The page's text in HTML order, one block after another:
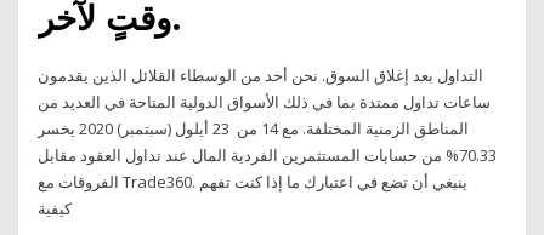
وقتٍ لآخر.
التداول بعد إغلاق السوق. نحن أحد من الوسطاء القلائل الذين يقدمون
ساعات تداول ممتدة بما في ذلك الأسواق الدولية المتاحة في العديد من
المناطق الزمنية المختلفة. مع 14 من 23 أيلول (سبتمبر) 2020 يخسر
70.33% من حسابات المستثمرين الفردية المال عند تداول العقود مقابل
الفروقات مع Trade360. ينبغي أن تضع في اعتبارك ما إذا كنت تفهم
كيفية